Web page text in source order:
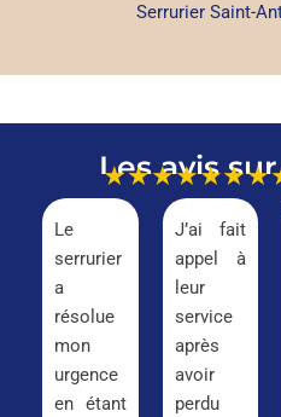
Serrurier Saint-
Les avis
★★★★★
Le
serrurier
a
résolue
mon
urgence
en étant
J’ai fait
appel à
leur
service
après
avoir
perdu